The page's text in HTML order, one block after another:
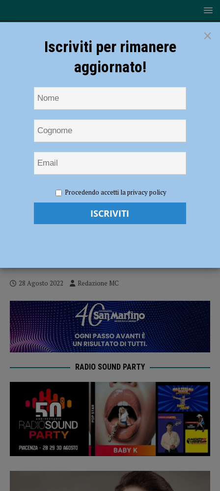
Festival, si riparte con il concerto di Sergej Krylov e Michail Lifits al
Castello di Rivalta il 28 agosto
Val Tidone Festival, si riparte con il
28 Agosto 2022 Redazione MC
RADIO SOUND PARTY
×
Iscriviti per rimanere
aggiornato!
Procedendo accetti la privacy policy